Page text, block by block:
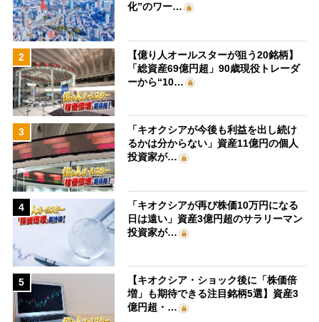
化”のワー…
2
【億り人オールスターが狙う20銘柄】
「総資産69億円超」90歳現役トレーダ
ーから“10…
3
「キオクシアが今後も利益を出し続け
るかは分からない」資産11億円の個人
投資家が…
4
「キオクシアが再び株価10万円になる
日は遠い」資産3億円超のサラリーマン
投資家が…
5
【キオクシア・ショック後に「株価倍
増」も期待できる注目銘柄5選】資産3
億円超・…